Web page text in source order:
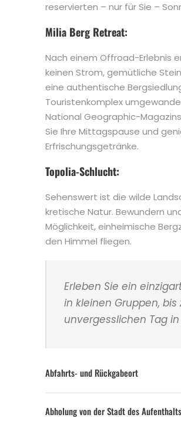
reservierten – nur für Sie –
Milia Berg Retreat:
Nach einem Offroad-Erlebnis
keinen Strom, gemütliche
eine authentische
Touristenkomplex
National Geographic-
Sie Ihre Mittagspause und
Erfrischungsgetränke.
Topolia-Schlucht:
Sehenswert ist die wilde
kretische Natur. Bewundern
Möglichkeit, einheimische
den Himmel fliegen.
Erleben Sie ein
in kleinen Gruppen,
unvergesslichen Tag
Abfahrts- und Rückgabeort
Abholung von der Stadt des Aufenthalts